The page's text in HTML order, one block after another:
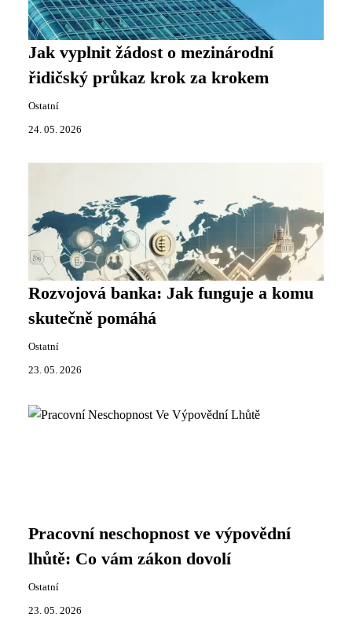
Jak vyplnit žádost o mezinárodní
řidičský průkaz krok za krokem
Ostatní
24. 05. 2026
Rozvojová banka: Jak funguje a komu
skutečně pomáhá
Ostatní
23. 05. 2026
Pracovní neschopnost ve výpovědní
lhůtě: Co vám zákon dovolí
Ostatní
23. 05. 2026